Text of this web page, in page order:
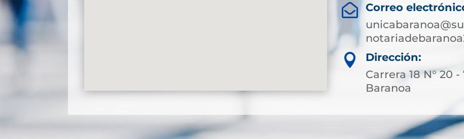

Correo

Dirección:
Carrera 18 N° 20
Baranoa